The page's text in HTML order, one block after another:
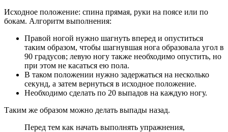
Исходное положение: спина прямая, руки на поясе или по
бокам. Алгоритм выполнения:
Правой ногой нужно шагнуть вперед и опуститься
таким образом, чтобы шагнувшая нога образовала угол в
90 градусов; левую ногу также необходимо опустить, но
при этом не касаться ею пола.
В таком положении нужно задержаться на несколько
секунд, а затем вернуться в исходное положение.
Необходимо сделать по 20 выпадов на каждую ногу.
Таким же образом можно делать выпады назад.
Перед тем как начать выполнять упражнения,